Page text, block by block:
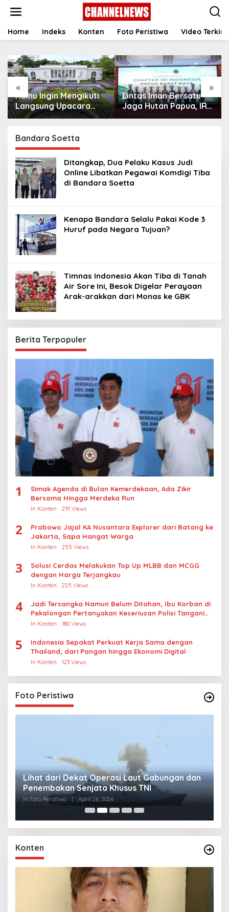
t
Home Indeks Konten Foto Peristiwa Video Terkini
« »
Kamu Ingin Mengikuti
Langsung Upacara
HUT Ke-81
Istana? Ini Link
Pendaftaran Resminya
di Sini
Lintas Iman Bersatu
Jaga Hutan Papua, IRI
Indonesia Resmikan
Bandara Soetta
Ditangkap, Dua Pelaku Kasus Judi
Online Libatkan Pegawai Komdigi Tiba
di Bandara Soetta
Kenapa Bandara Selalu Pakai Kode 3
Huruf pada Negara Tujuan?
Timnas Indonesia Akan Tiba di Tanah
Air Sore Ini, Besok Digelar Perayaan
Arak-arakkan dari Monas ke GBK
Berita Terpopuler
1
Simak Agenda di Bulan Kemerdekaan, Ada Zikir
Bersama Hingga Merdeka Run
In Konten 291 Views
2
Prabowo Jajal KA Nusantara Explorer dari Batang ke
Jakarta, Sapa Hangat Warga
In Konten 255 Views
3
Solusi Cerdas Melakukan Top Up MLBB dan MCGG
dengan Harga Terjangkau
In Konten 225 Views
4
Jadi Tersangka Namun Belum Ditahan, Ibu Korban di
Pekalongan Pertanyakan Keseriusan Polisi Tangani
Kasus Rudapksa Sampai Anaknya Hamil
In Konten 180 Views
5
Indonesia Sepakat Perkuat Kerja Sama dengan
Thailand, dari Pangan hingga Ekonomi Digital
In Konten 123 Views
Foto Peristiwa
Lihat dari Dekat Operasi Laut Gabungan dan
Penembakan Senjata Khusus TNI
In Foto Peristiwa April 26, 2026
Konten